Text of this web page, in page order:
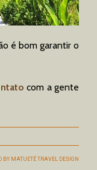
é bom garantir o
com a gente
BY MATUETÉ TRAVEL DESIGN